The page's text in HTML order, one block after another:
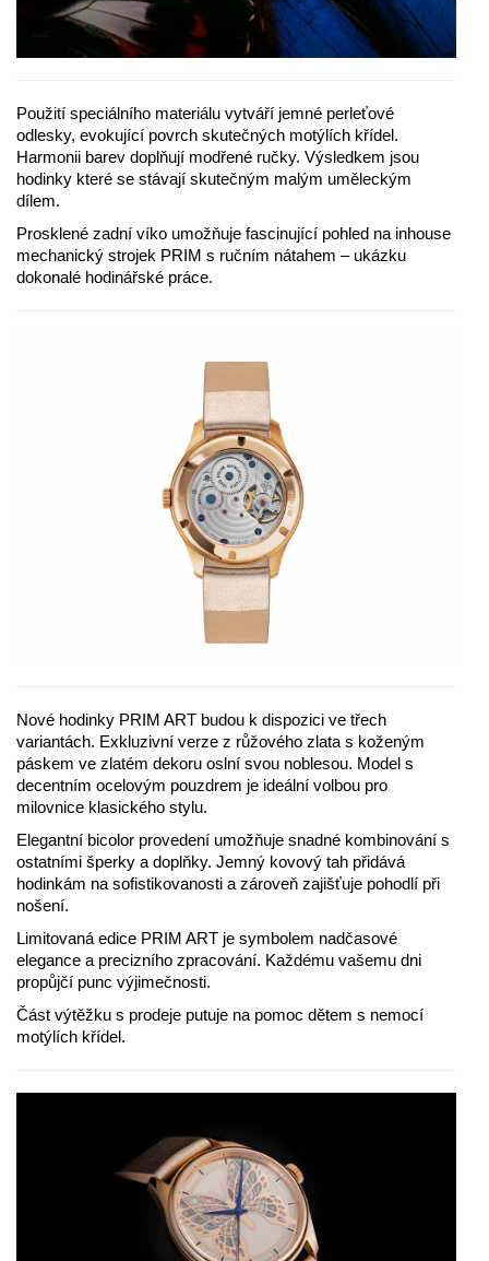
Použití speciálního materiálu vytváří jemné perleťové
odlesky, evokující povrch skutečných motýlích křídel.
Harmonii barev doplňují modřené ručky. Výsledkem jsou
hodinky které se stávají skutečným malým uměleckým
dílem.
Prosklené zadní víko umožňuje fascinující pohled na inhouse
mechanický strojek PRIM s ručním nátahem – ukázku
dokonalé hodinářské práce.
Nové hodinky PRIM ART budou k dispozici ve třech
variantách. Exkluzivní verze z růžového zlata s koženým
páskem ve zlatém dekoru oslní svou noblesou. Model s
decentním ocelovým pouzdrem je ideální volbou pro
milovnice klasického stylu.
Elegantní bicolor provedení umožňuje snadné kombinování s
ostatními šperky a doplňky. Jemný kovový tah přidává
hodinkám na sofistikovanosti a zároveň zajišťuje pohodlí při
nošení.
Limitovaná edice PRIM ART je symbolem nadčasové
elegance a precizního zpracování. Každému vašemu dni
propůjčí punc výjimečnosti.
Část výtěžku s prodeje putuje na pomoc dětem s nemocí
motýlích křídel.